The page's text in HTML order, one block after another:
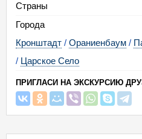
Страны
Города
Кронштадт / Ораниенбаум /
/ Царское Село
ПРИГЛАСИ НА ЭКСКУРСИЮ